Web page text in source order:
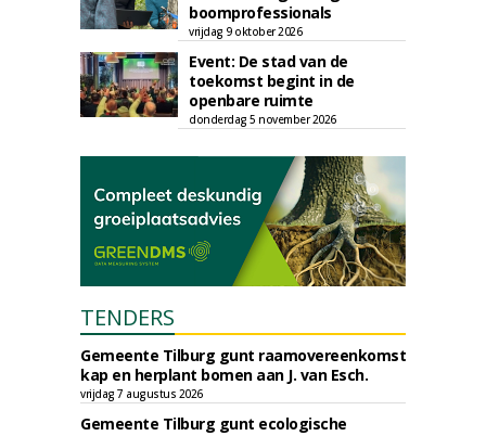
boomprofessionals
vrijdag 9 oktober 2026
Event: De stad van de
toekomst begint in de
openbare ruimte
donderdag 5 november 2026
TENDERS
Gemeente Tilburg gunt raamovereenkomst
kap en herplant bomen aan J. van Esch.
vrijdag 7 augustus 2026
Gemeente Tilburg gunt ecologische